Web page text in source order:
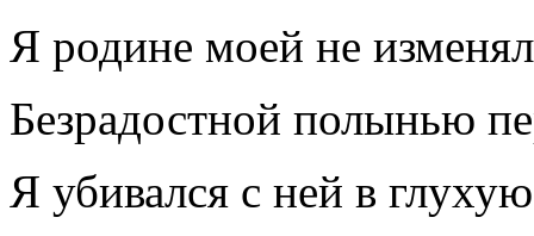
Я родине моей не
Безрадостной полынью
Я убивался с ней в